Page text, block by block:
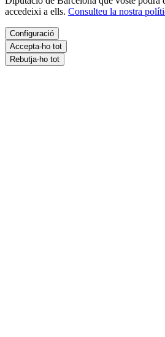
accedeixi a ells. Consulteu la nostra
Configuració
Accepta-ho tot
Rebutja-ho tot